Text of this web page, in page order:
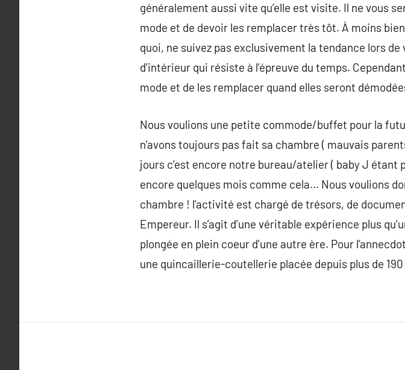
généralement aussi vite qu’elle est visite. Il ne vous
mode et de devoir les remplacer très tôt. À moins
quoi, ne suivez pas exclusivement la tendance lors
d’intérieur qui résiste à l’épreuve du temps.
mode et de les remplacer quand elles seront
Nous voulions une petite commode/buffet pour la
n’avons toujours pas fait sa chambre ( mauvais
jours c’est encore notre bureau/atelier ( baby J étant
encore quelques mois comme cela… Nous voulions
chambre ! l’activité est chargé de trésors, de
Empereur. Il s’agit d’une véritable expérience plus
plongée en plein coeur d’une autre ère. Pour
une quincaillerie-coutellerie placée depuis plus de